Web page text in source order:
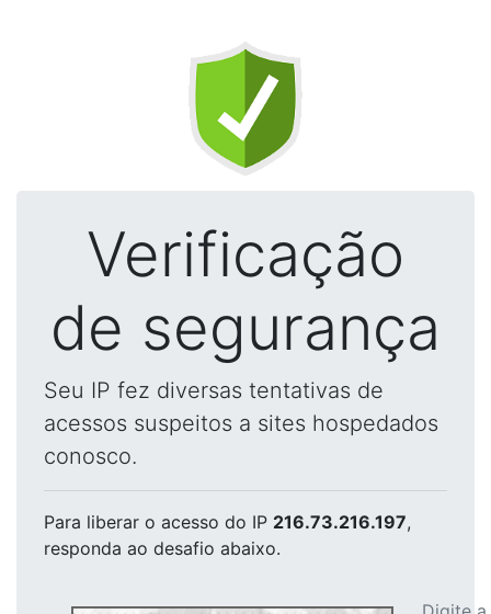
Verificação
de segurança
Seu IP fez diversas tentativas de
acessos suspeitos a sites hospedados
conosco.
Para liberar o acesso do IP 216.73.216.197,
responda ao desafio abaixo.